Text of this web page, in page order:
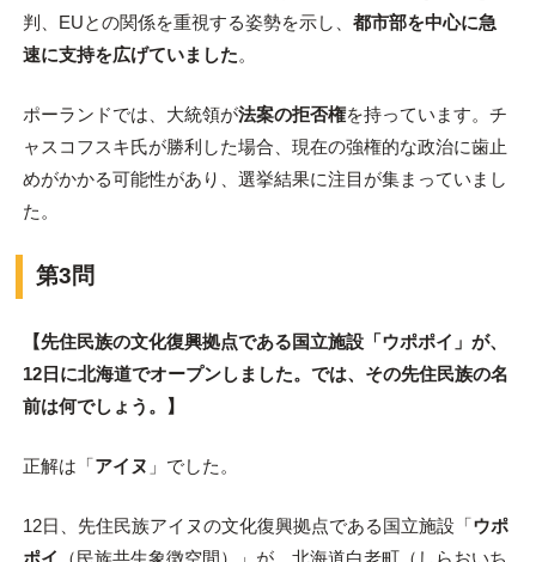
判、EUとの関係を重視する姿勢を示し、 都市部を中心に急
速に支持を広げていました。
ポーランドでは、大統領が法案の拒否権を持っています。チ
ャスコフスキ氏が勝利した場合、現在の強権的な政治に歯止
めがかかる可能性があり、選挙結果に注目が集まっていまし
た。
第3問
【先住民族の文化復興拠点である国立施設「ウポポイ」が、
12日に北海道でオープンしました。では、その先住民族の名
前は何でしょう。】
正解は「アイヌ 」でした。
12日、先住民族アイヌの文化復興拠点である国立施設「ウポ
ポイ
（民族共生象徴空間）」が、北海道白老町（しらおいち